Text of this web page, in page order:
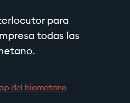
para
todas las
del biometano